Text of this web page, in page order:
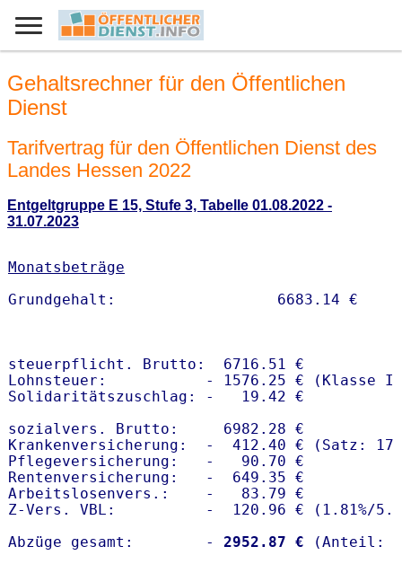
Gehaltsrechner für den Öffentlichen
Dienst
Tarifvertrag für den Öffentlichen Dienst des
Landes Hessen 2022
Entgeltgruppe E 15, Stufe 3, Tabelle 01.08.2022 -
31.07.2023
Monatsbeträge
steuerpflicht. Brutto:  6716.51 €
Lohnsteuer:           - 1576.25 € (Klasse I)
Solidaritätszuschlag: -   19.42 €
sozialvers. Brutto:     6982.28 €
Krankenversicherung:  -  412.40 € (Satz:
Pflegeversicherung:   -   90.70 €
Rentenversicherung:   -  649.35 €
Arbeitslosenvers.:    -   83.79 €
Z-Vers. VBL:          -  120.96 € ( 1.81%/
Abzüge gesamt:        -
2952.87 €